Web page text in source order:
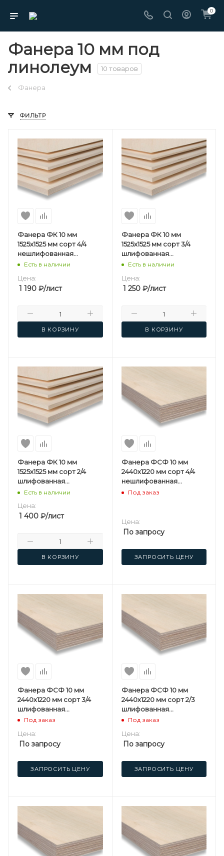
0
Фанера 10 мм под
линолеум
10 товаров
Фанера
ФИЛЬТР
Фанера ФК 10 мм
1525х1525 мм сорт 4/4
нешлифованная
березовая
Есть в наличии
Цена:
1 190 ₽/лист
В КОРЗИНУ
Фанера ФК 10 мм
1525х1525 мм сорт 3/4
шлифованная
березовая
Есть в наличии
Цена:
1 250₽/лист
В КОРЗИНУ
Фанера ФК 10 мм
1525х1525 мм сорт 2/4
шлифованная
березовая
Есть в наличии
Цена:
1 400 ₽/лист
В КОРЗИНУ
Фанера ФСФ 10 мм
2440х1220 мм сорт 4/4
нешлифованная
березовая
Под заказ
Цена:
По запросу
ЗАПРОСИТЬ ЦЕНУ
Фанера ФСФ 10 мм
2440х1220 мм сорт 3/4
шлифованная
березовая
Под заказ
Цена:
По запросу
ЗАПРОСИТЬ ЦЕНУ
Фанера ФСФ 10 мм
2440х1220 мм сорт 2/3
шлифованная
березовая
Под заказ
Цена:
По запросу
ЗАПРОСИТЬ ЦЕНУ